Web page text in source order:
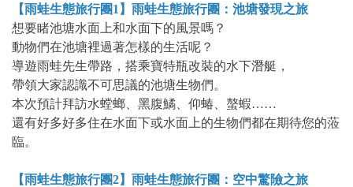
【雨蛙生態旅行團1】雨蛙生態旅行團：池塘發現之旅
想要睹池塘水面上和水面下的風景嗎？
動物們在池塘裡過著怎樣的生活呢？
導遊雨蛙先生帶路，搭乘寶特瓶改裝的水下潛艇，
帶領大家認識不可思議的池塘生物們。
本次預計拜訪水螳螂、黑腹鱊、仰蝽、螯蝦……
還有好多好多住在水面下或水面上的生物們都在期待您的蒞
臨。
【雨蛙生態旅行團2】雨蛙生態旅行團：空中驚險之旅